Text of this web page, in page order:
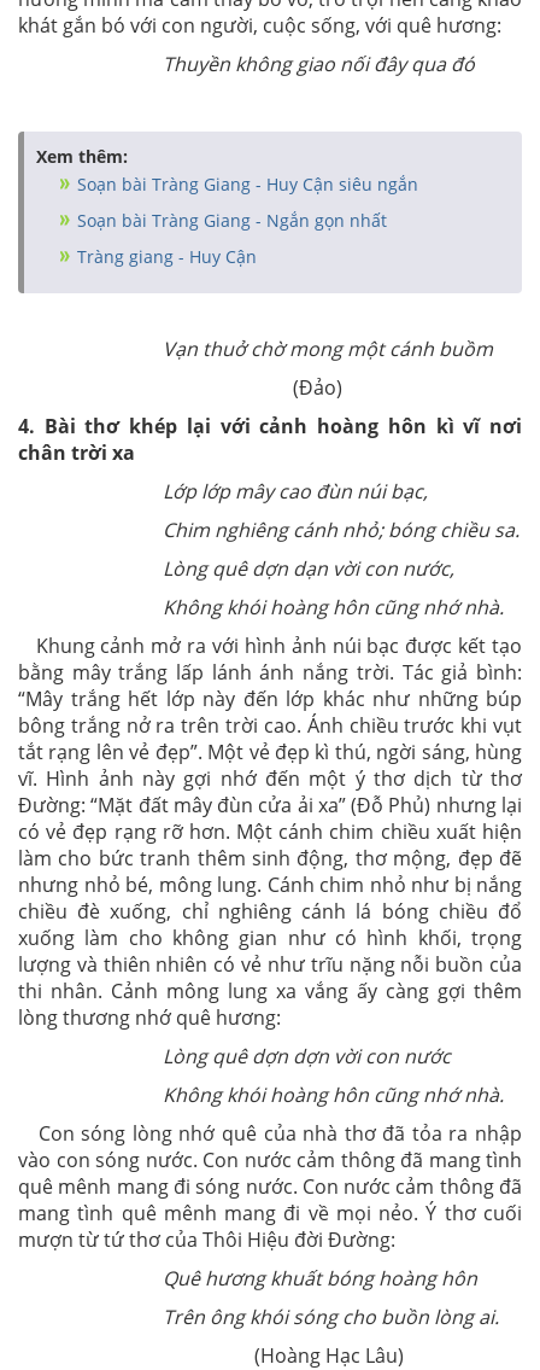
khát gắn bó với con người, cuộc sống, với quê hương:
Thuyền không giao nối đây qua đó
Xem thêm:
Soạn bài Tràng Giang - Huy Cận siêu ngắn
Soạn bài Tràng Giang - Ngắn gọn nhất
Tràng giang - Huy Cận
Vạn thuở chờ mong một cánh buồm
(Đảo)
4. Bài thơ khép lại với cảnh hoàng hôn kì vĩ nơi
chân trời xa
Lớp lớp mây cao đùn núi bạc,
Chim nghiêng cánh nhỏ; bóng chiều sa.
Lòng quê dợn dạn vời con nước,
Không khói hoàng hôn cũng nhớ nhà.
Khung cảnh mở ra với hình ảnh núi bạc được kết tạo
bằng mây trắng lấp lánh ánh nắng trời. Tác giả bình:
“Mây trắng hết lớp này đến lớp khác như những búp
bông trắng nở ra trên trời cao. Ánh chiều trước khi vụt
tắt rạng lên vẻ đẹp”. Một vẻ đẹp kì thú, ngời sáng, hùng
vĩ. Hình ảnh này gợi nhớ đến một ý thơ dịch từ thơ
Đường: “Mặt đất mây đùn cửa ải xa” (Đỗ Phủ) nhưng lại
có vẻ đẹp rạng rỡ hơn. Một cánh chim chiều xuất hiện
làm cho bức tranh thêm sinh động, thơ mộng, đẹp đẽ
nhưng nhỏ bé, mông lung. Cánh chim nhỏ như bị nắng
chiều đè xuống, chỉ nghiêng cánh lá bóng chiều đổ
xuống làm cho không gian như có hình khối, trọng
lượng và thiên nhiên có vẻ như trĩu nặng nỗi buồn của
thi nhân. Cảnh mông lung xa vắng ấy càng gợi thêm
lòng thương nhớ quê hương:
Lòng quê dợn dợn vời con nước
Không khói hoàng hôn cũng nhớ nhà.
Con sóng lòng nhớ quê của nhà thơ đã tỏa ra nhập
vào con sóng nước. Con nước cảm thông đã mang tình
quê mênh mang đi sóng nước. Con nước cảm thông đã
mang tình quê mênh mang đi về mọi nẻo. Ý thơ cuối
mượn từ tứ thơ của Thôi Hiệu đời Đường:
Quê hương khuất bóng hoàng hôn
Trên ông khói sóng cho buồn lòng ai.
(Hoàng Hạc Lâu)